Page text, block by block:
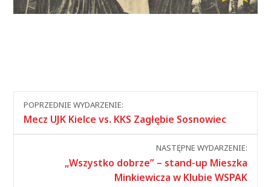
Nawigacja
między
POPRZEDNIE WYDARZENIE:
Mecz UJK Kielce vs. KKS Zagłębie Sosnowiec
NASTĘPNE WYDARZENIE:
„Wszystko dobrze” – stand-up Mieszka
Minkiewicza w Klubie WSPAK